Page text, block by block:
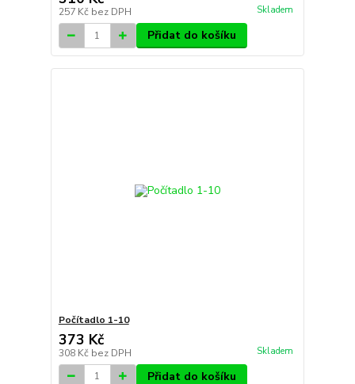
257 Kč bez DPH Skladem
Přidat do košíku
Počítadlo 1-10
373 Kč
308 Kč bez DPH Skladem
Přidat do košíku